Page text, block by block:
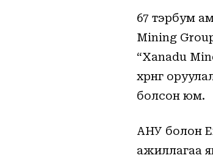
67 тэрбум
Mining
“Xanadu
хөрөнгө
болсон юм.
АНУ болон
ажиллагаа